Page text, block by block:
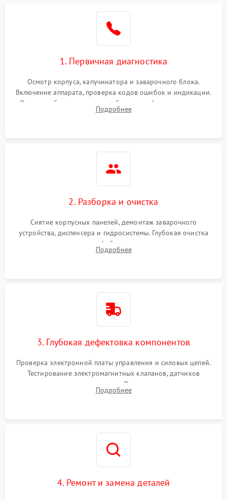
1. Первичная диагностика
Осмотр корпуса, капучинатора и заварочного блока.
Включение аппарата, проверка кодов ошибок и индикации.
Оценка работы помпы, термоблока и кофемолки на слух.
Измерение температуры и давления воды для выявления
Подробнее
2. Разборка и очистка
Снятие корпусных панелей, демонтаж заварочного
устройства, диспенсера и гидросистемы. Глубокая очистка
внутренних узлов от кофейных масел, жмыха и накипи.
Промывка дренажных каналов и фильтров с использованием
Подробнее
3. Глубокая дефектовка компонентов
Проверка электронной платы управления и силовых цепей.
Тестирование электромагнитных клапанов, датчиков
температуры и расходомера. Оценка степени износа
жерновов кофемолки, уплотнительных колец гидросистемы
Подробнее
4. Ремонт и замена деталей